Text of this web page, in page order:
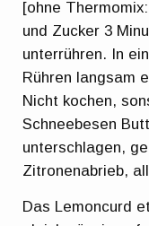
[ohne
und Zucker 3
unterrühren. In
Rühren langsam
Nicht kochen,
Schneebesen
unterschlagen,
Zitronenabrieb,
Das Lemoncurd